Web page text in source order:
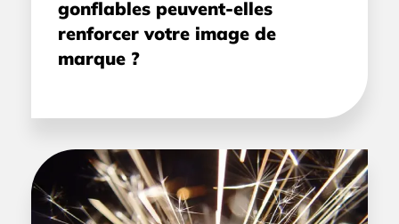
gonflables peuvent-elles
renforcer votre image de
marque ?